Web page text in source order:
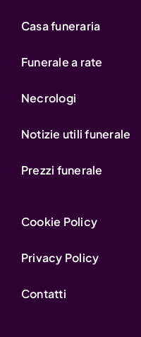
Casa funeraria
Funerale a rate
Necrologi
Notizie utili funerale
Prezzi funerale
Cookie Policy
Privacy Policy
Contatti